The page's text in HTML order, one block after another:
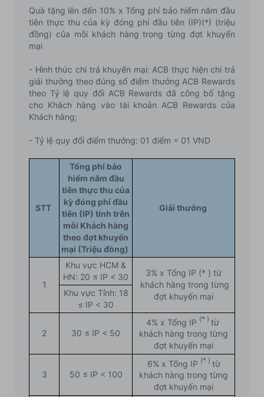
Quà tặng lên đến 10% x Tổng phí bảo hiểm năm đầu
tiên thực thu của kỳ đóng phí đầu tiên (IP)(*) (triệu
đồng) của mỗi khách hàng trong từng đợt khuyến
mại
- Hình thức chi trả khuyến mại: ACB thực hiện chi trả
giải thưởng theo đúng số điểm thưởng ACB Rewards
theo Tỷ lệ quy đổi ACB Rewards đã công bố tặng
cho Khách hàng vào tài khoản ACB Rewards của
Khách hàng;
- Tỷ lệ quy đổi điểm thưởng: 01 điểm = 01 VND
STT
Tổng phí bảo
hiểm năm đầu
tiên thực thu của
kỳ đóng phí đầu
tiên (IP) tính trên
mỗi Khách hàng
theo đợt khuyến
mại (Triệu đồng)
Giải thưởng
1
Khu vực HCM &
HN: 20 ≤ IP < 30
3% x Tổng IP (* ) từ
khách hàng trong từng
đợt khuyến mại
Khu vực Tỉnh: 18
≤ IP < 30
2 30 ≤ IP < 50
4% x Tổng IP (* ) từ
khách hàng trong từng
đợt khuyến mại
3 50 ≤ IP < 100
6% x Tổng IP (* ) từ
khách hàng trong từng
đợt khuyến mại